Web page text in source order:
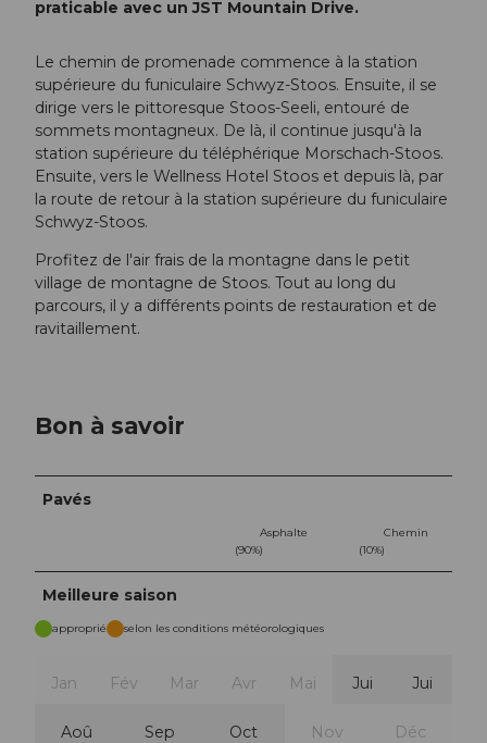
praticable avec un JST Mountain Drive.
Le chemin de promenade commence à la station
supérieure du funiculaire Schwyz-Stoos. Ensuite, il se
dirige vers le pittoresque Stoos-Seeli, entouré de
sommets montagneux. De là, il continue jusqu'à la
station supérieure du téléphérique Morschach-Stoos.
Ensuite, vers le Wellness Hotel Stoos et depuis là, par
la route de retour à la station supérieure du funiculaire
Schwyz-Stoos.
Profitez de l'air frais de la montagne dans le petit
village de montagne de Stoos. Tout au long du
parcours, il y a différents points de restauration et de
ravitaillement.
Bon à savoir
Pavés
Asphalte
(90%)
Chemin
(10%)
Meilleure saison
approprié selon les conditions météorologiques
Jan Fév Mar Avr Mai Jui Jui
Aoû Sep Oct Nov Déc